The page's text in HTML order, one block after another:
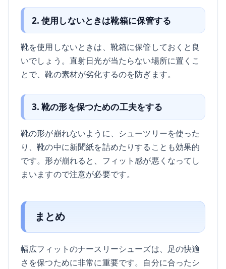
2. 使用しないときは靴箱に保管する
靴を使用しないときは、靴箱に保管しておくと良
いでしょう。直射日光が当たらない場所に置くこ
とで、靴の素材が劣化するのを防ぎます。
3. 靴の形を保つための工夫をする
靴の形が崩れないように、シューツリーを使った
り、靴の中に新聞紙を詰めたりすることも効果的
です。形が崩れると、フィット感が悪くなってし
まいますので注意が必要です。
まとめ
幅広フィットのナースリーシューズは、足の快適
さを保つために非常に重要です。自分に合ったシ